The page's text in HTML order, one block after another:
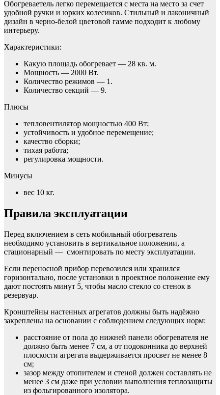
Обогреваетель легко перемещается с места на место за счет
удобной ручки и юрких колесиков. Стильный и лаконичный
дизайн в черно-белой цветовой гамме подходит к любому
интерьеру.
Характеристики:
Какую площадь обогревает — 28 кв. м.
Мощность — 2000 Вт.
Количество режимов — 1.
Количество секций — 9.
Плюсы
тепловентилятор мощностью 400 Вт;
устойчивость и удобное перемещение;
качество сборки;
тихая работа;
регулировка мощности.
Минусы
вес 10 кг.
Правила эксплуатации
Перед включением в сеть мобильный обогреватель
необходимо установить в вертикальное положении, а
стационарный — смонтировать по месту эксплуатации.
Если переносной прибор перевозился или хранился
горизонтально, после установки в проектное положение ему
дают постоять минут 5, чтобы масло стекло со стенок в
резервуар.
Кронштейны настенных агрегатов должны быть надёжно
закреплены на основании с соблюдением следующих норм:
расстояние от пола до нижней панели обогревателя не
должно быть менее 7 см, а от подоконника до верхней
плоскости агрегата выдерживается просвет не менее 8
см;
зазор между отопителем и стеной должен составлять не
менее 3 см даже при условии выполнения теплозащиты
из фольгированного изолятора.